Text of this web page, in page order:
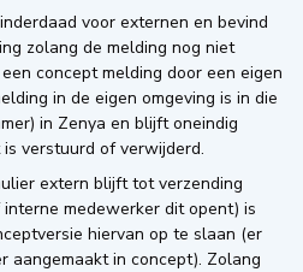
voor externen en bevind
zolang de melding nog niet
concept melding door een eigen
in de eigen omgeving is in die
in Zenya en blijft oneindig
verstuurd of verwijderd.
extern blijft tot verzending
medewerker dit opent) is
hiervan op te slaan (er
aangemaakt in concept). Zolang